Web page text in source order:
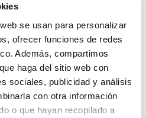
se usan para personalizar
ofrecer funciones de redes
Además, compartimos
haga del sitio web con
sociales, publicidad y análisis
con otra información
o que hayan recopilado a